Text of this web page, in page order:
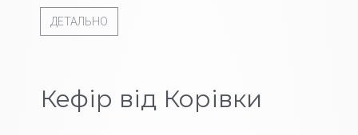
ДЕТАЛЬНО
Кефір від Корівки